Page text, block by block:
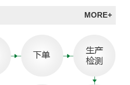
MORE+